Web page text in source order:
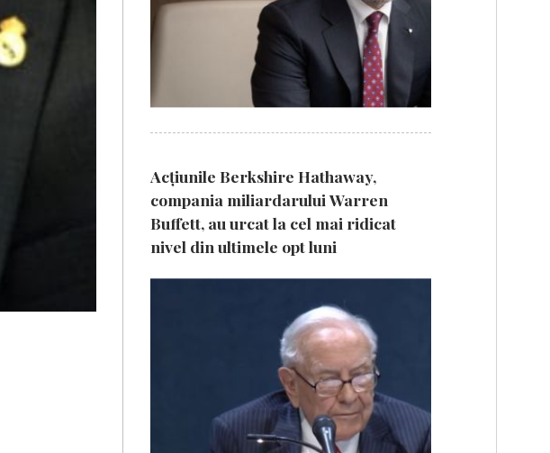
Acțiunile Berkshire Hathaway,
compania miliardarului Warren
Buffett, au urcat la cel mai ridicat
nivel din ultimele opt luni